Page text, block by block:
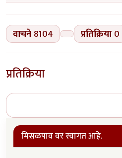
वाचने 8104 प्रतिक्रिया 0
प्रतिक्रिया
मिसळपाव वर स्वागत आहे.